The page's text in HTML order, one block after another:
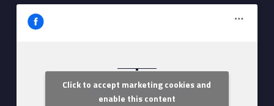
Szent Margit Kórház
Click to accept marketing cookies and
enable this content